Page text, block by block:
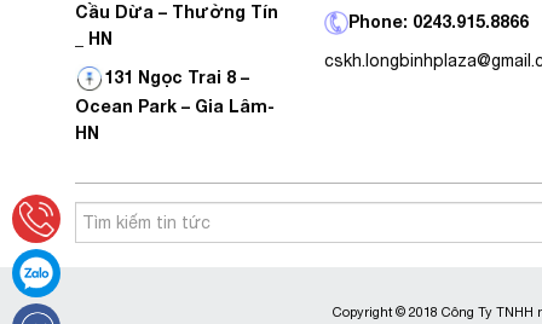
Cầu Dừa – Thường Tín
_ HN
131 Ngọc Trai 8 –
Ocean Park – Gia Lâm-
HN
Phone: 0243.915.8866
Copyright © 2018 Công Ty TNHH